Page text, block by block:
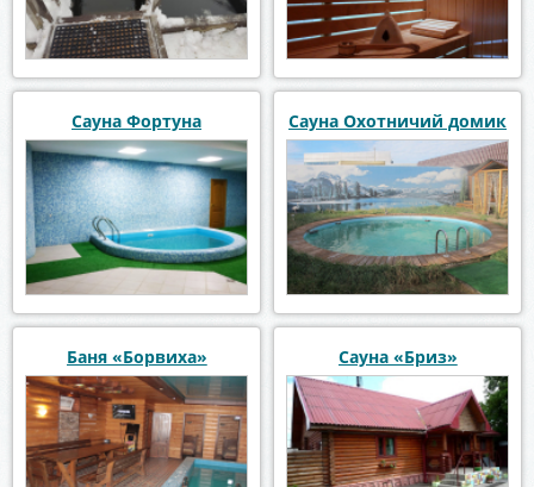
Сауна Фортуна Сауна Охотничий домик
Баня «Борвиха» Сауна «Бриз»